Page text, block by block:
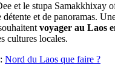
et le stupa Samakkhixay
détente et de panoramas.
voyager au Laos
cultures locales.
Nord du Laos que faire ?